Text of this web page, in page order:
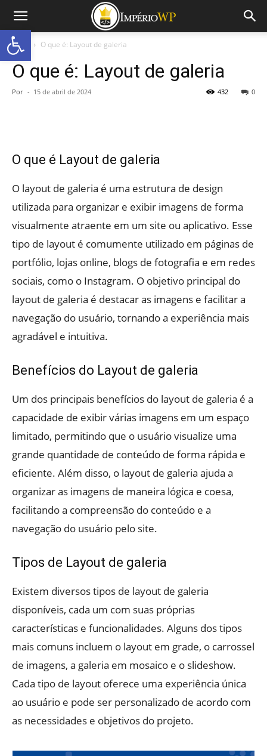
Início O que é: Layout de galeria
O que é: Layout de galeria
Por - 15 de abril de 2024 0
432
O que é Layout de galeria
O layout de galeria é uma estrutura de design
utilizada para organizar e exibir imagens de forma
visualmente atraente em um site ou aplicativo. Esse
tipo de layout é comumente utilizado em páginas de
portfólio, lojas online, blogs de fotografia e em redes
sociais, como o Instagram. O objetivo principal do
layout de galeria é destacar as imagens e facilitar a
navegação do usuário, tornando a experiência mais
agradável e intuitiva.
Benefícios do Layout de galeria
Um dos principais benefícios do layout de galeria é a
capacidade de exibir várias imagens em um espaço
limitado, permitindo que o usuário visualize uma
grande quantidade de conteúdo de forma rápida e
eficiente. Além disso, o layout de galeria ajuda a
organizar as imagens de maneira lógica e coesa,
facilitando a compreensão do conteúdo e a
navegação do usuário pelo site.
Tipos de Layout de galeria
Existem diversos tipos de layout de galeria
disponíveis, cada um com suas próprias
características e funcionalidades. Alguns dos tipos
mais comuns incluem o layout em grade, o carrossel
de imagens, a galeria em mosaico e o slideshow.
Cada tipo de layout oferece uma experiência única
ao usuário e pode ser personalizado de acordo com
as necessidades e objetivos do projeto.
Abrir a barra de ferramentas